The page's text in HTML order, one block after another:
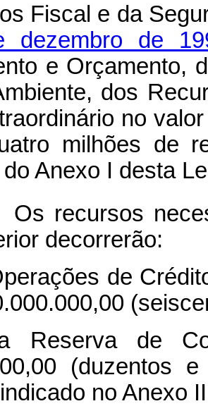
Fiscal e da
dezembro de
e Orçamento,
dos
no
milhões de
Anexo I desta
recursos
decorrerão:
de
Reserva de
(duzentos
no Anexo